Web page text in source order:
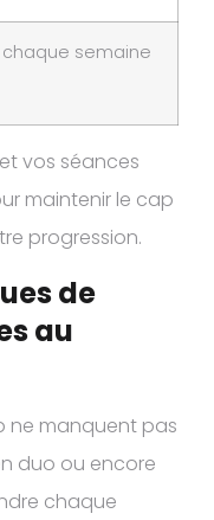
chaque semaine
vos séances
maintenir le cap
progression.
de
au
ne manquent pas
duo ou encore
chaque